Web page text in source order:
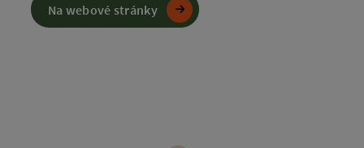
Na webové stránky